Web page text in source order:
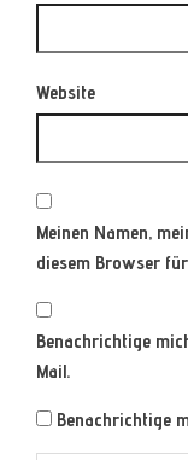
Website
Meinen Namen,
diesem Browser
Benachrichtige
Mail.
Benachrichtige